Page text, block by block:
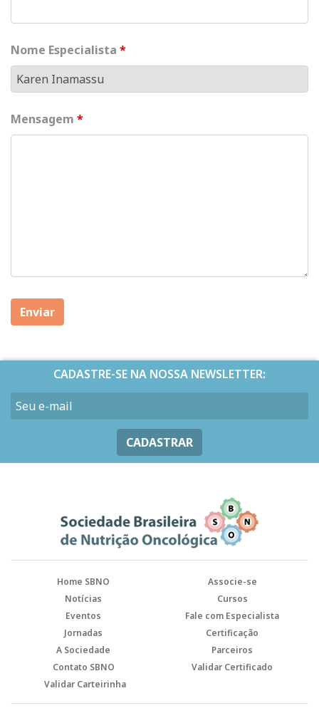
Nome Especialista *
Mensagem *
CADASTRE-SE NA NOSSA NEWSLETTER:
CADASTRAR
Home SBNO
Associe-se
Notícias
Cursos
Eventos
Fale com Especialista
Jornadas
Certificação
A Sociedade
Parceiros
Contato SBNO
Validar Certificado
Validar Carteirinha